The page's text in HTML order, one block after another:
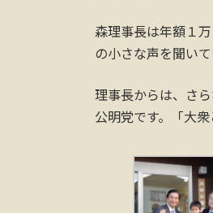
森理事長は年額１
の小さな声を聞い
理事長からは、さ
公明党です。「大